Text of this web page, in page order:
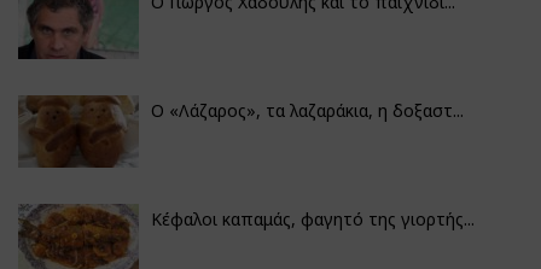
Ο «Λάζαρος», τα λαζαράκια, η δοξαστ...
Κέφαλοι καπαμάς, φαγητό της γιορτής...